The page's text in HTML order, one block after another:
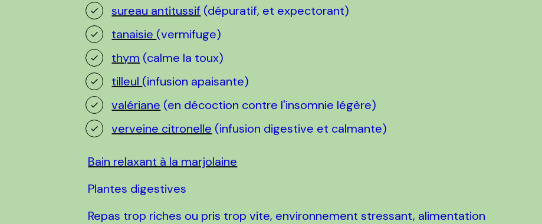
sureau antitussif (dépuratif, et expectorant)
tanaisie (vermifuge)
thym (calme la toux)
tilleul (infusion apaisante)
valériane (en décoction contre l'insomnie légère)
verveine citronelle (infusion digestive et calmante)
Bain relaxant à la marjolaine
Plantes digestives
Repas trop riches ou pris trop vite, environnement stressant, alimentation